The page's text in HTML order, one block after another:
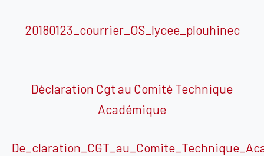
20180123_courrier_OS_lycee_plouhinec
Déclaration Cgt au Comité Technique
Académique